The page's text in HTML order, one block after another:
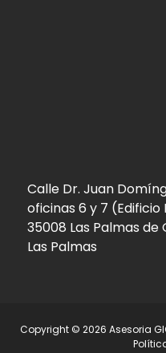
Calle Dr. Juan
oficinas 6 y 7 (Edificio
35008 Las Palmas de
Las Palmas
Copyright © 2026 Asesoria